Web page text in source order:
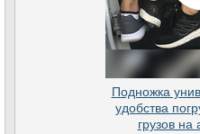
Подножка
удобства
грузов на